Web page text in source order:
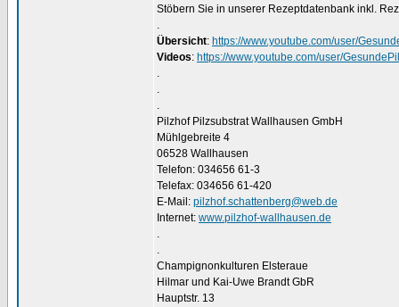
Stöbern Sie in unserer Rezeptdatenbank inkl.
.
Übersicht: https://www.youtube.com/user/
Videos: https://www.youtube.com/user/
.
.
.
Pilzhof Pilzsubstrat Wallhausen GmbH
Mühlgebreite 4
06528 Wallhausen
Telefon: 034656 61-3
Telefax: 034656 61-420
E-Mail: pilzhof.schattenberg@web.de
Internet: www.pilzhof-wallhausen.de
.
.
Champignonkulturen Elsteraue
Hilmar und Kai-Uwe Brandt GbR
Hauptstr. 13